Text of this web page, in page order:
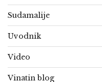
Sudamalije
Uvodnik
Video
Vinatin blog